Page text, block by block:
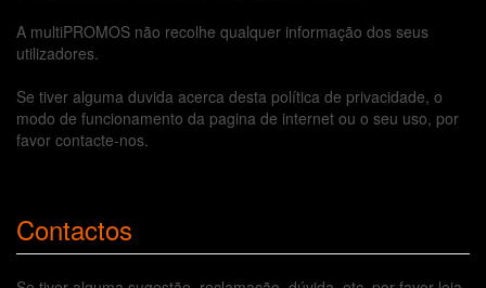
A multiPROMOS não recolhe qualquer informação dos seus
utilizadores.
Se tiver alguma duvida acerca desta política de privacidade, o
modo de funcionamento da pagina de internet ou o seu uso, por
favor contacte-nos.
Contactos